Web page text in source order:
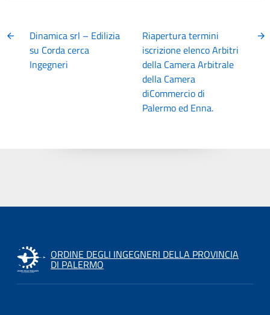
Dinamica srl – Edilizia
su Corda cerca
Ingegneri
Riapertura termini
iscrizione elenco Arbitri
della Camera Arbitrale
della Camera
diCommercio di
Palermo ed Enna.
ORDINE DEGLI INGEGNERI DELLA PROVINCIA
DI PALERMO